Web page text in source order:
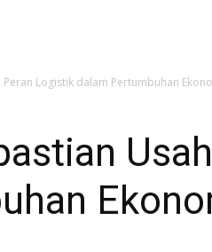
Logistik dalam Pertumbuhan